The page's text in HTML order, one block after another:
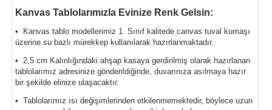
Kanvas Tablolarımızla Evinize Renk Gelsin:
• Kanvas tablo modellerimiz 1. Sınıf kalitede canvas tuval kumaşı
üzerine su bazlı mürekkep kullanılarak hazırlanmaktadır.
• 2,5 cm Kalınlığındaki ahşap kasaya gerdirilmiş olarak hazırlanan
tablolarımız adresinize gönderildiğinde, duvarınıza asılmaya hazır
bir şekilde elinize ulaşacaktır.
• Tablolarımız ısı değişimlerinden etkilenmemektedir, böylece uzun